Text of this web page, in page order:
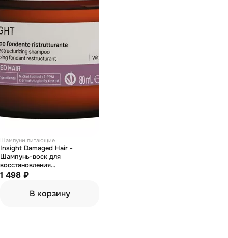
Шампуни питающие
Insight Damaged Hair -
Шампунь-воск для
восстановления
поврежденных волос 80 мл
1 498 ₽
В корзину